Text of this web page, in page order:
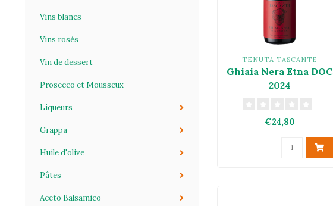
Vins blancs
Vins rosés
Vin de dessert
Prosecco et Mousseux
Liqueurs
Grappa
Huile d'olive
Pâtes
Aceto Balsamico
TENUTA TASCANTE
Ghiaia Nera Etna DOC
2024
€24,80